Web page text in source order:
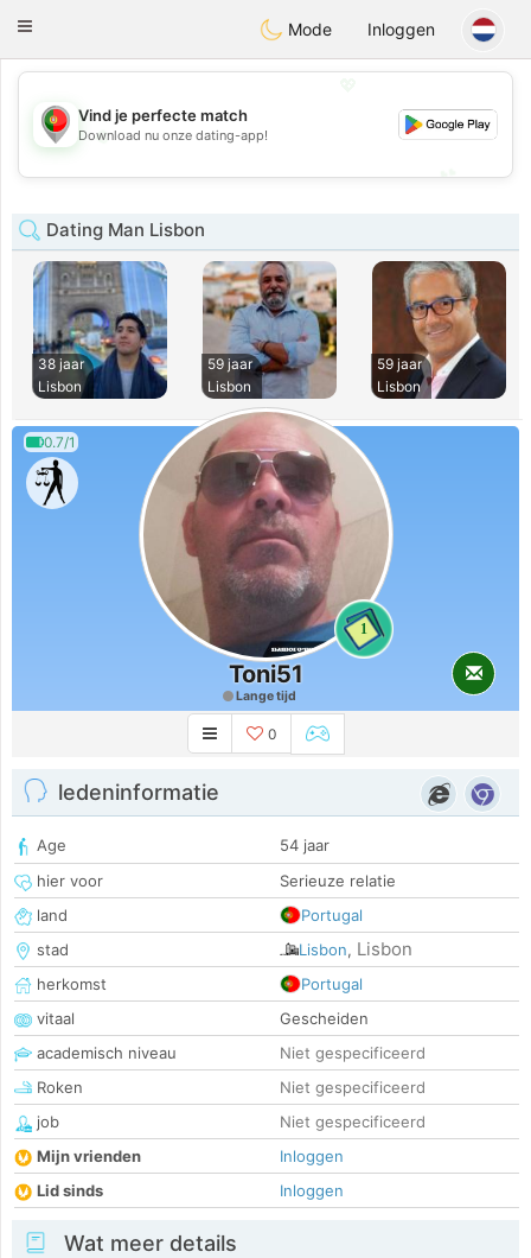
namoroPortugues
Toggle
Mode Inloggen
💖
💕
Vind je perfecte match
Download nu onze dating-app!
Dating Man Lisbon
38 jaar
Lisbon
59 jaar
Lisbon
59 jaar
Lisbon
0.7/1
1
Toni51
Lange tijd
0
ledeninformatie
Age
54 jaar
hier voor
Serieuze relatie
land
Portugal
stad
Lisbon, Lisbon
herkomst
Portugal
vitaal
Gescheiden
academisch niveau
Niet gespecificeerd
Roken
Niet gespecificeerd
job
Niet gespecificeerd
Mijn vrienden
Inloggen
Lid sinds
Inloggen
Wat meer details